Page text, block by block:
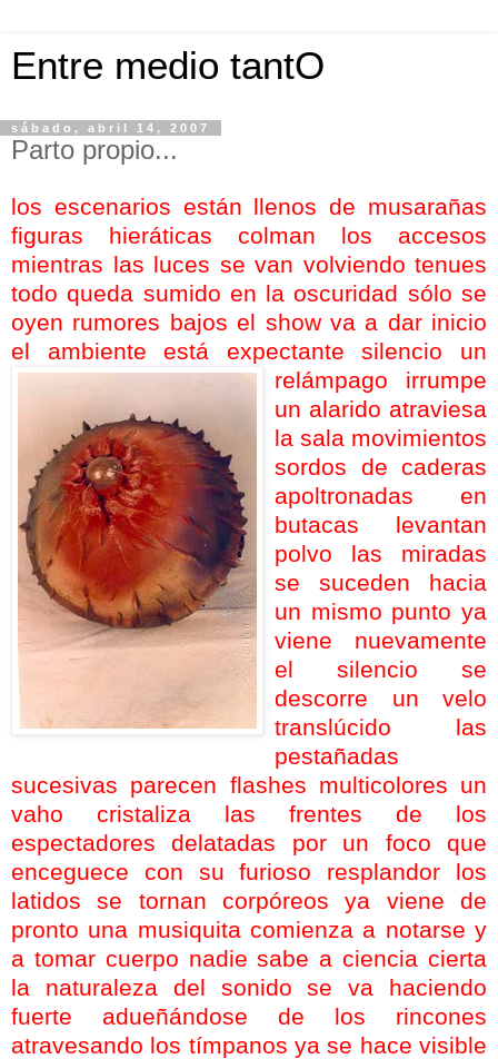
Entre medio tantO
sábado, abril 14, 2007
Parto propio...
los escenarios están llenos de musarañas
figuras hieráticas colman los accesos
mientras las luces se van volviendo tenues
todo queda sumido en la oscuridad sólo se
oyen rumores bajos el show va a dar inicio
el ambiente está expectantesilencio un
relámpago irrumpe
un alarido atraviesa
la sala movimientos
sordos de caderas
apoltronadas en
butacas levantan
polvo las miradas
se suceden hacia
un mismo punto ya
viene nuevamente
el silencio se
descorre un velo
translúcido las
pestañadas
sucesivas parecen flashes multicolores un
vaho cristaliza las frentes de los
espectadores delatadas por un foco que
enceguece con su furioso resplandor los
latidos se tornan corpóreos ya viene de
pronto una musiquita comienza a notarse y
a tomar cuerpo nadie sabe a ciencia cierta
la naturaleza del sonido se va haciendo
fuerte adueñándose de los rincones
atravesando los tímpanos ya se hace visible